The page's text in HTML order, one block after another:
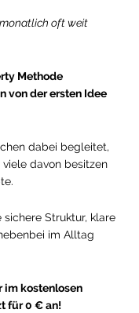
oft weit
Methode
von der ersten Idee
dabei begleitet,
davon besitzen
Struktur, klare
im Alltag
im kostenlosen
für 0 € an!